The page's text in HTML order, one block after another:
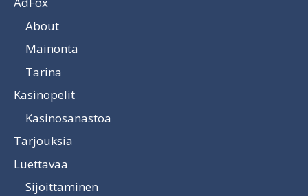
About
Mainonta
Tarina
Kasinopelit
Kasinosanastoa
Tarjouksia
Luettavaa
Sijoittaminen